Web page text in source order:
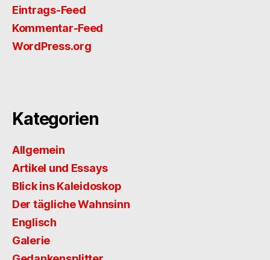
Eintrags-Feed
Kommentar-Feed
WordPress.org
Kategorien
Allgemein
Artikel und Essays
Blick ins Kaleidoskop
Der tägliche Wahnsinn
Englisch
Galerie